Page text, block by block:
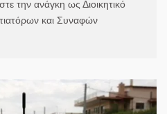
την ανάγκη ως Διοικητικό
και Συναφών